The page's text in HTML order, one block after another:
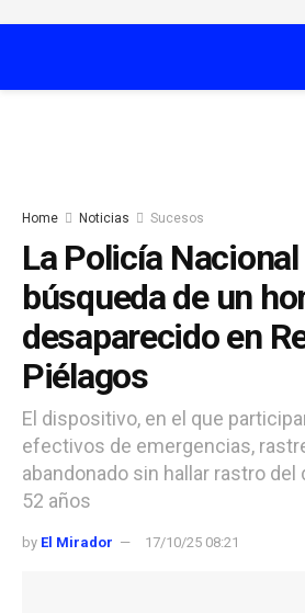
Home Noticias Sucesos
La Policía
búsqueda de un
desaparecido en
Piélagos
El dispositivo, en el que
efectivos de emergencias,
abandonado sin hallar rastro del
52 años
by El Mirador 17/10/25 08:21